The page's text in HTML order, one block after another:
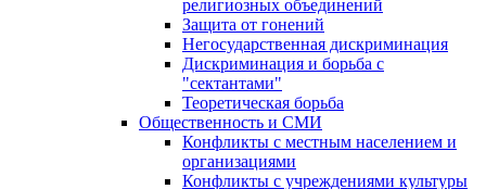
религиозных объединений
Защита от гонений
Негосударственная дискриминация
Дискриминация и борьба с
"сектантами"
Теоретическая борьба
Общественность и СМИ
Конфликты с местным населением и
организациями
Конфликты с учреждениями культуры